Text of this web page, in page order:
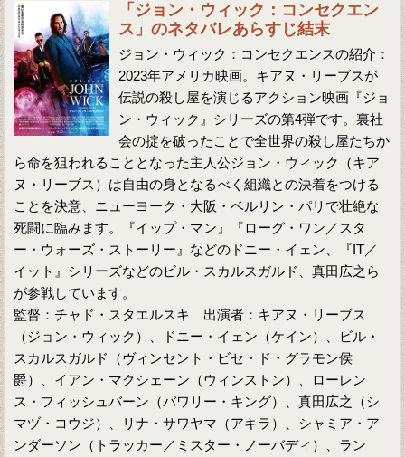
「ジョン・ウィック：コンセクエン
ス」のネタバレあらすじ結末
ジョン・ウィック：コンセクエンスの紹介：
2023年アメリカ映画。キアヌ・リーブスが
伝説の殺し屋を演じるアクション映画『ジョ
ン・ウィック』シリーズの第4弾です。裏社
会の掟を破ったことで全世界の殺し屋たちか
ら命を狙われることとなった主人公ジョン・ウィック（キア
ヌ・リーブス）は自由の身となるべく組織との決着をつける
ことを決意、ニューヨーク・大阪・ベルリン・パリで壮絶な
死闘に臨みます。『イップ・マン』『ローグ・ワン／スタ
ー・ウォーズ・ストーリー』などのドニー・イェン、『IT／
イット』シリーズなどのビル・スカルスガルド、真田広之ら
が参戦しています。
監督：チャド・スタエルスキ 出演者：キアヌ・リーブス
（ジョン・ウィック）、ドニー・イェン（ケイン）、ビル・
スカルスガルド（ヴィンセント・ビセ・ド・グラモン侯
爵）、イアン・マクシェーン（ウィンストン）、ローレン
ス・フィッシュバーン（バワリー・キング）、真田広之（シ
マヅ・コウジ）、リナ・サワヤマ（アキラ）、シャミア・ア
ンダーソン（トラッカー／ミスター・ノーバディ）、ラン